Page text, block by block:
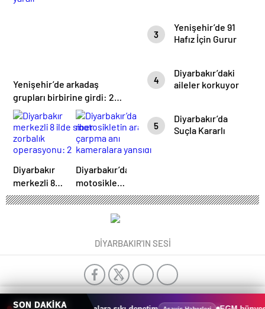
0
Recai Geldi”
3
Yenişehir’de 91
Hafız İçin Gurur
Dualarla
Gerçekleşti
4
Diyarbakır’daki
aileler korkuyor
5
Diyarbakır’da
Suçla Kararlı
Yenişehir’de arkadaş
grupları birbirine girdi: 2
yaralı
Diyarbakır
merkezli 8
ilde siber
Diyarbakır’da
motosikletin
araca
kameralara
DİYARBAKIR'IN SESİ
SON DAKİKA